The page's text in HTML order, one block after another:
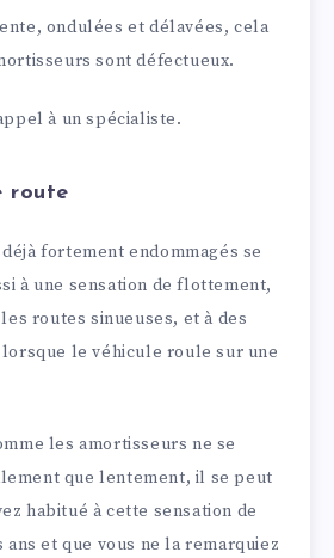
ondulées et délavées, cela
sont défectueux.
à un spécialiste.
route
fortement endommagés se
à une sensation de flottement,
routes sinueuses, et à des
le véhicule roule sur une
les amortisseurs ne se
que lentement, il se peut
habitué à cette sensation de
et que vous ne la remarquiez